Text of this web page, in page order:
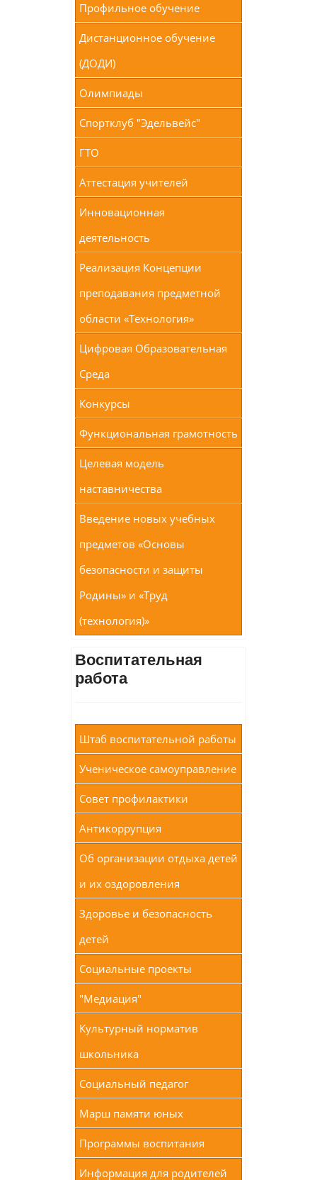
Профильное обучение
Дистанционное обучение
(ДОДИ)
Олимпиады
Спортклуб "Эдельвейс"
ГТО
Аттестация учителей
Инновационная
деятельность
Реализация Концепции
преподавания предметной
области «Технология»
Цифровая Образовательная
Среда
Конкурсы
Функциональная грамотность
Целевая модель
наставничества
Введение новых учебных
предметов «Основы
безопасности и защиты
Родины» и «Труд
(технология)»
Воспитательная
работа
Штаб воспитательной работы
Ученическое самоуправление
Совет профилактики
Антикоррупция
Об организации отдыха детей
и их оздоровления
Здоровье и безопасность
детей
Социальные проекты
"Медиация"
Культурный норматив
школьника
Социальный педагог
Марш памяти юных
Программы воспитания
Информация для родителей